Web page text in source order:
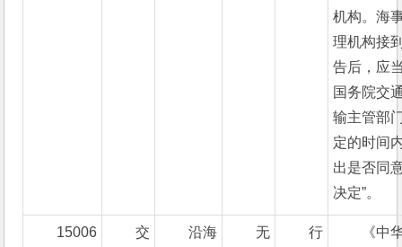
机构。海
理机构接
告后，应
国务院交
输主管部
定的时间
出是否同
决定”。
15006
交
沿海
无
行
《中